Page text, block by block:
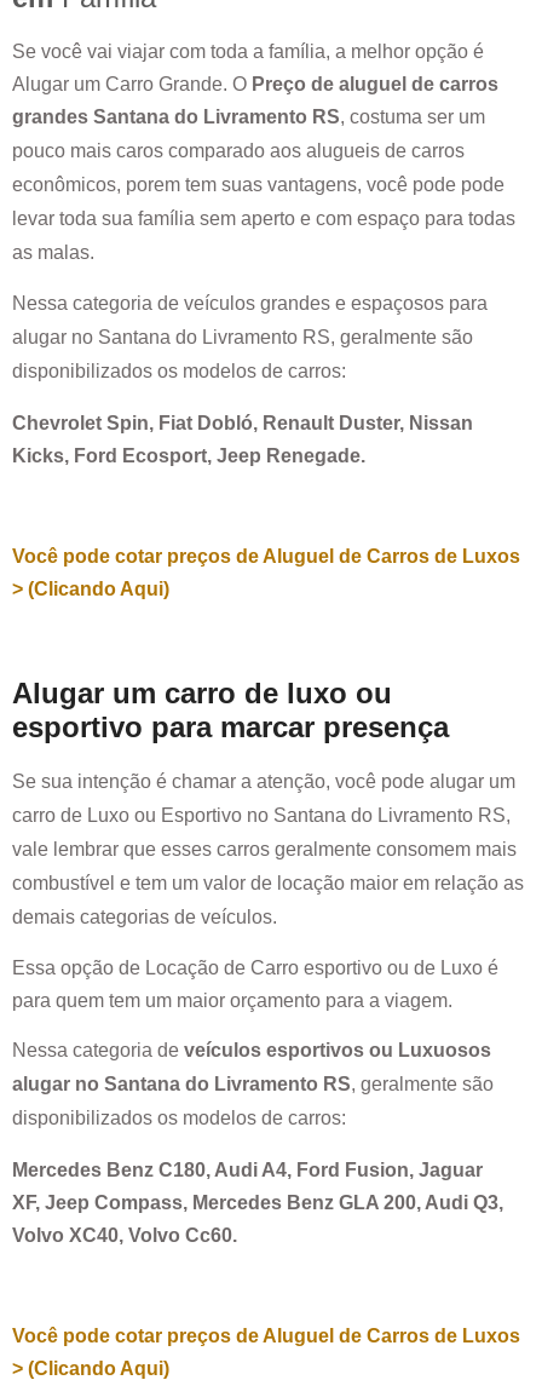
Se você vai viajar com toda a família, a melhor opção é
Alugar um Carro Grande. O Preço de aluguel de carros
grandes Santana do Livramento RS, costuma ser um
pouco mais caros comparado aos alugueis de carros
econômicos, porem tem suas vantagens, você pode pode
levar toda sua família sem aperto e com espaço para todas
as malas.
Nessa categoria de veículos grandes e espaçosos para
alugar no Santana do Livramento RS, geralmente são
disponibilizados os modelos de carros:
Chevrolet Spin, Fiat Dobló, Renault Duster, Nissan
Kicks, Ford Ecosport, Jeep Renegade.
Você pode cotar preços de Aluguel de Carros de Luxos
> (Clicando Aqui)
Alugar um carro de luxo ou
esportivo para marcar presença
Se sua intenção é chamar a atenção, você pode alugar um
carro de Luxo ou Esportivo no Santana do Livramento RS,
vale lembrar que esses carros geralmente consomem mais
combustível e tem um valor de locação maior em relação as
demais categorias de veículos.
Essa opção de Locação de Carro esportivo ou de Luxo é
para quem tem um maior orçamento para a viagem.
Nessa categoria de veículos esportivos ou Luxuosos
alugar no Santana do Livramento RS, geralmente são
disponibilizados os modelos de carros:
Mercedes Benz C180, Audi A4, Ford Fusion, Jaguar
XF, Jeep Compass, Mercedes Benz GLA 200, Audi Q3,
Volvo XC40, Volvo Cc60.
Você pode cotar preços de Aluguel de Carros de Luxos
> (Clicando Aqui)